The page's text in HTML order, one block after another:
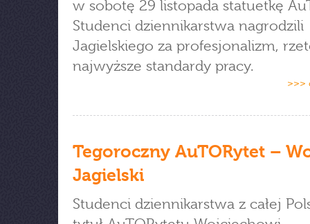
w sobotę 29 listopada statuetkę
Studenci dziennikarstwa nagrodzili
Jagielskiego za profesjonalizm,
najwyższe standardy pracy.
>>>
Tegoroczny AuTORytet –
Jagielski
Studenci dziennikarstwa z całej